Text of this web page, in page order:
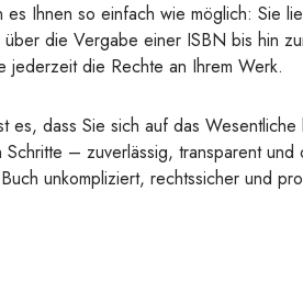
es Ihnen so einfach wie möglich: Sie
über die Vergabe einer ISBN bis hin
jederzeit die Rechte an Ihrem Werk.
es, dass Sie sich auf das
Schritte – zuverlässig, transparent
unkompliziert, rechtssicher und